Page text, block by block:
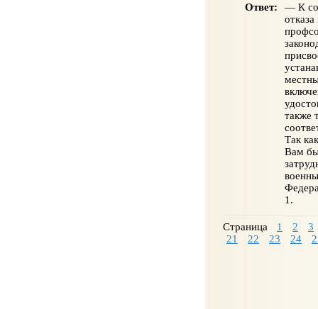
Ответ:
— К
также
Так
Вам
1.
Страница 1 2
3
21
22 23 24